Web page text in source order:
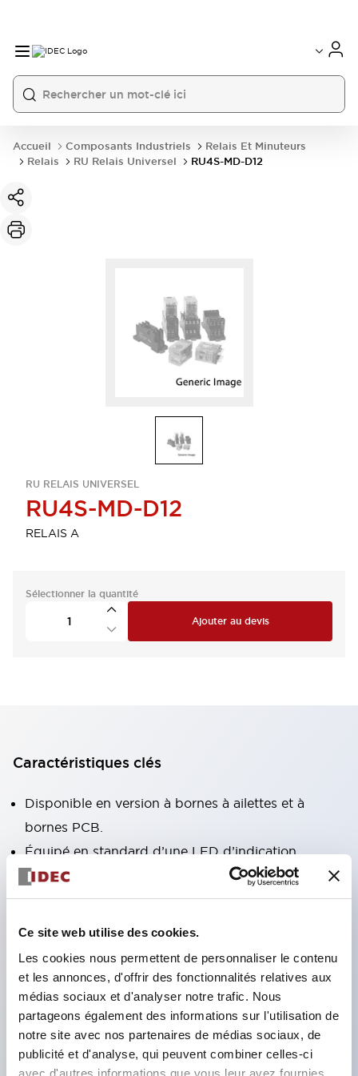
Ce site web utilise des cookies.
Les cookies nous permettent de personnaliser le contenu
et les annonces, d'offrir des fonctionnalités relatives aux
médias sociaux et d'analyser notre trafic. Nous
partageons également des informations sur l'utilisation de
notre site avec nos partenaires de médias sociaux, de
publicité et d'analyse, qui peuvent combiner celles-ci
avec d'autres informations que vous leur avez fournies
Accueil Composants Industriels
Relais Et Minuteurs
Relais
RU Relais Universel RU4S-MD-D12
RU RELAIS UNIVERSEL
RU4S-MD-D12
RELAIS A
Sélectionner la quantité
Ajouter au devis
Caractéristiques clés
Disponible en version à bornes à ailettes et à
bornes PCB.
Équipé en standard d’une LED d’indication
d’actionnement à haute luminosité sans polarité
(uniquement version à bornes à ailettes).
Indicateur mécanique pour vérifier l’état de
fonctionnement des contacts fourni en standard
(uniquement version à bornes à ailettes).
Équipé d’un levier de verrouillage coloré
permettant de distinguer les bobines AC et DC.